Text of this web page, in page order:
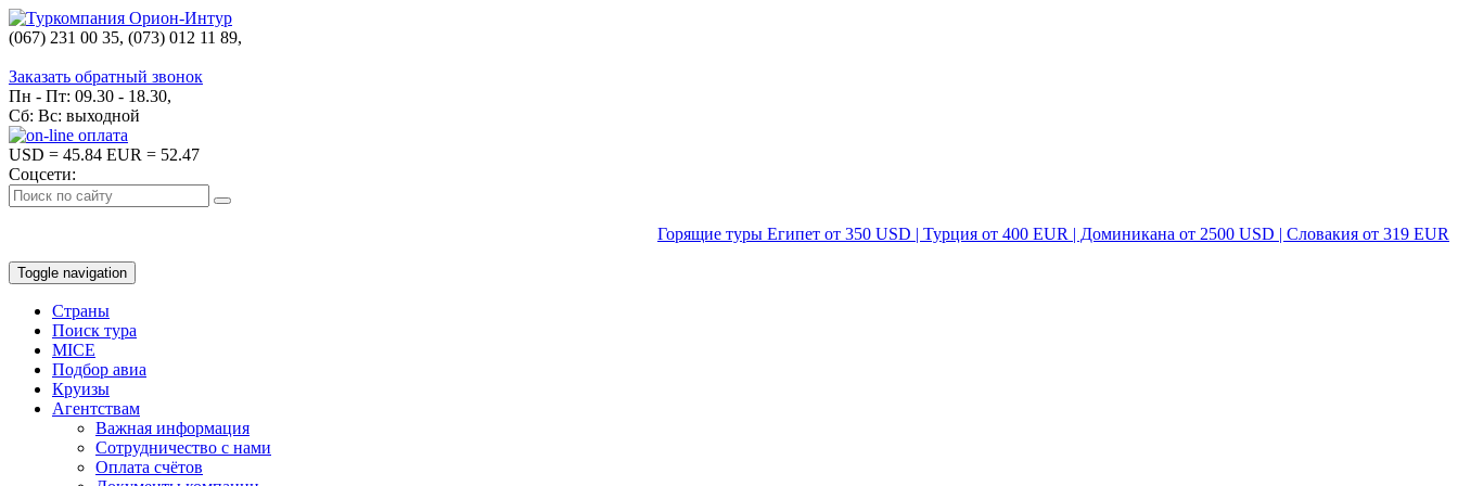
(067) 231 00 35, (073) 012 11 89,
Заказать обратный звонок
Пн - Пт: 09.30 - 18.30,
Сб: Вс: выходной
USD = 45.84 EUR = 52.47
Соцсети:
Горящие туры Египет от 350 USD | Турция от 400 EUR | Доминикана от 2500 USD | Словакия от 319 EUR
Toggle navigation
Страны
Поиск тура
MICE
Подбор авиа
Круизы
Агентствам
Важная информация
Сотрудничество с нами
Оплата счётов